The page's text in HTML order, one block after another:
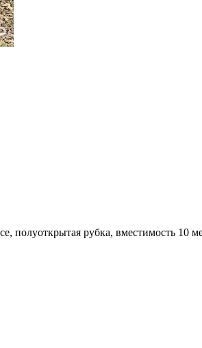
полуоткрытая рубка, вместимость